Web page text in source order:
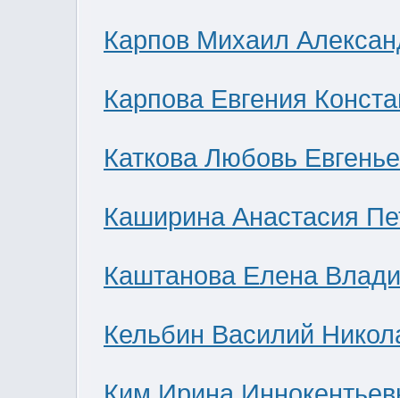
Карпов Михаил
Карпова Евгения
Каткова Любовь
Каширина Анастасия
Каштанова Елена
Кельбин Василий